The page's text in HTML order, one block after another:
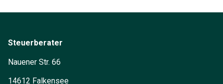
Steuerberater
Nauener Str. 66
14612 Falkensee